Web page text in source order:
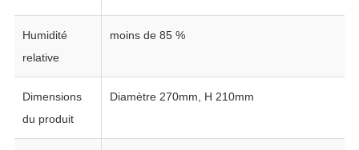
Humidité
relative
moins de 85 %
Dimensions
du produit
Diamètre 270mm, H 210mm